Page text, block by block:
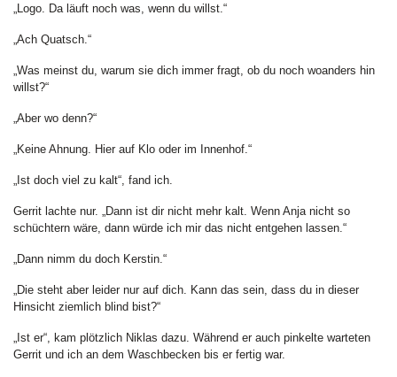
„Logo. Da läuft noch was, wenn du willst.“
„Ach Quatsch.“
„Was meinst du, warum sie dich immer fragt, ob du noch woanders hin
willst?“
„Aber wo denn?“
„Keine Ahnung. Hier auf Klo oder im Innenhof.“
„Ist doch viel zu kalt“, fand ich.
Gerrit lachte nur. „Dann ist dir nicht mehr kalt. Wenn Anja nicht so
schüchtern wäre, dann würde ich mir das nicht entgehen lassen.“
„Dann nimm du doch Kerstin.“
„Die steht aber leider nur auf dich. Kann das sein, dass du in dieser
Hinsicht ziemlich blind bist?“
„Ist er“, kam plötzlich Niklas dazu. Während er auch pinkelte warteten
Gerrit und ich an dem Waschbecken bis er fertig war.